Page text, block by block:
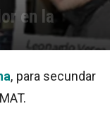
en la
, para secundar